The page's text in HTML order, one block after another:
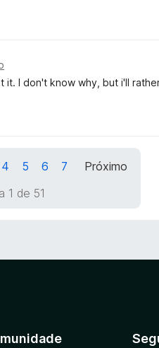
it. I don't know why, but i'll
4 5 6 7
Próximo
1 de 51